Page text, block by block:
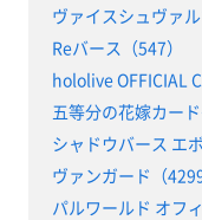
ヴァイスシュヴァル
Reバース（547）
hololive OFFICIAL
五等分の花嫁カード
シャドウバース エ
ヴァンガード（4299
パルワールド オフ